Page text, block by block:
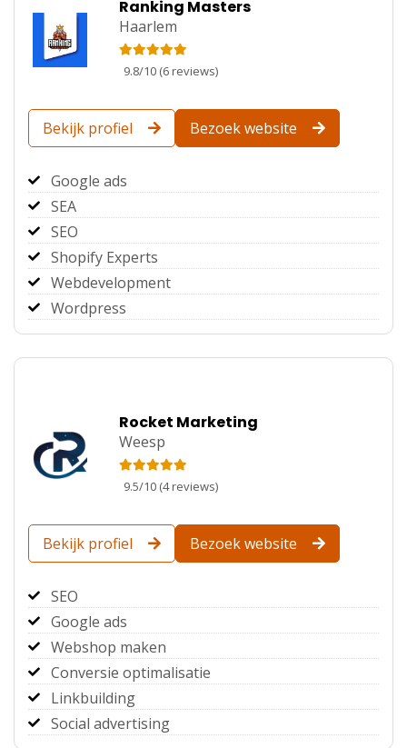
Ranking Masters
Haarlem
9.8/10 (6reviews)
Bekijk profiel Bezoek website
Google ads
SEA
SEO
Shopify Experts
Webdevelopment
Wordpress
Rocket Marketing
Weesp
9.5/10 (4reviews)
Bekijk profiel Bezoek website
SEO
Google ads
Webshop maken
Conversie optimalisatie
Linkbuilding
Social advertising